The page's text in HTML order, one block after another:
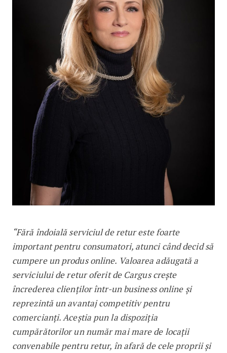
“Fără îndoială serviciul de retur este foarte
important pentru consumatori, atunci când decid să
cumpere un produs online. Valoarea adăugată a
serviciului de retur oferit de Cargus crește
încrederea clienților într-un business online și
reprezintă un avantaj competitiv pentru
comercianți. Aceștia pun la dispoziția
cumpărătorilor un număr mai mare de locații
convenabile pentru retur, în afară de cele proprii și